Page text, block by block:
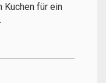
Kuchen für ein